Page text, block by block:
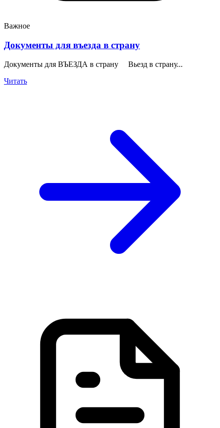
Важное
Документы для въезда в страну
Документы для ВЪЕЗДА в страну Вьезд в страну...
Читать